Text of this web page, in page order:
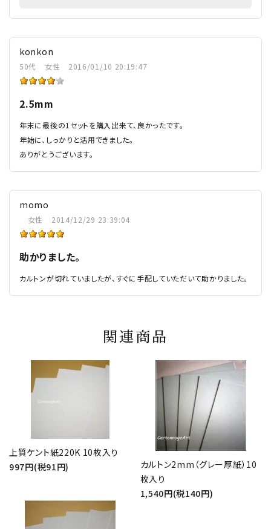
konkon
50代 女性 2016/01/10 20:19:47
2.5mm
年末に最後の1セットを購入出来て、良かったです。
年始に、しっかりと活用できました。
ありがとうございます。
momo
女性 2014/12/29 23:39:04
助かりました。
カルトンが切れていましたが、すぐに手配していただいて助かりました。
関連商品
上質ケント紙220K 10枚入り
997円(税91円)
カルトン2mm（グレー厚紙）10
枚入り
1,540円(税140円)